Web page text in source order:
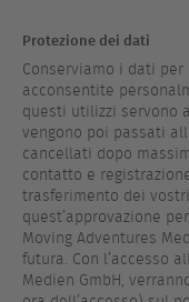
Protezione dei dati
Conserviamo i dati
acconsentite
questi utilizzi servono
vengono poi passati
cancellati dopo
contatto e
trasferimento dei
quest’approvazione
Moving Adventures
futura. Con l’accesso
Medien GmbH,